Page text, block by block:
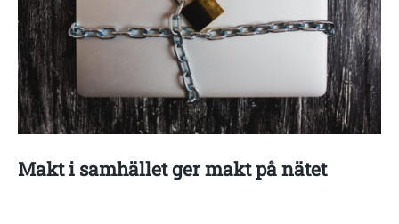
Makt i samhället ger makt på nätet